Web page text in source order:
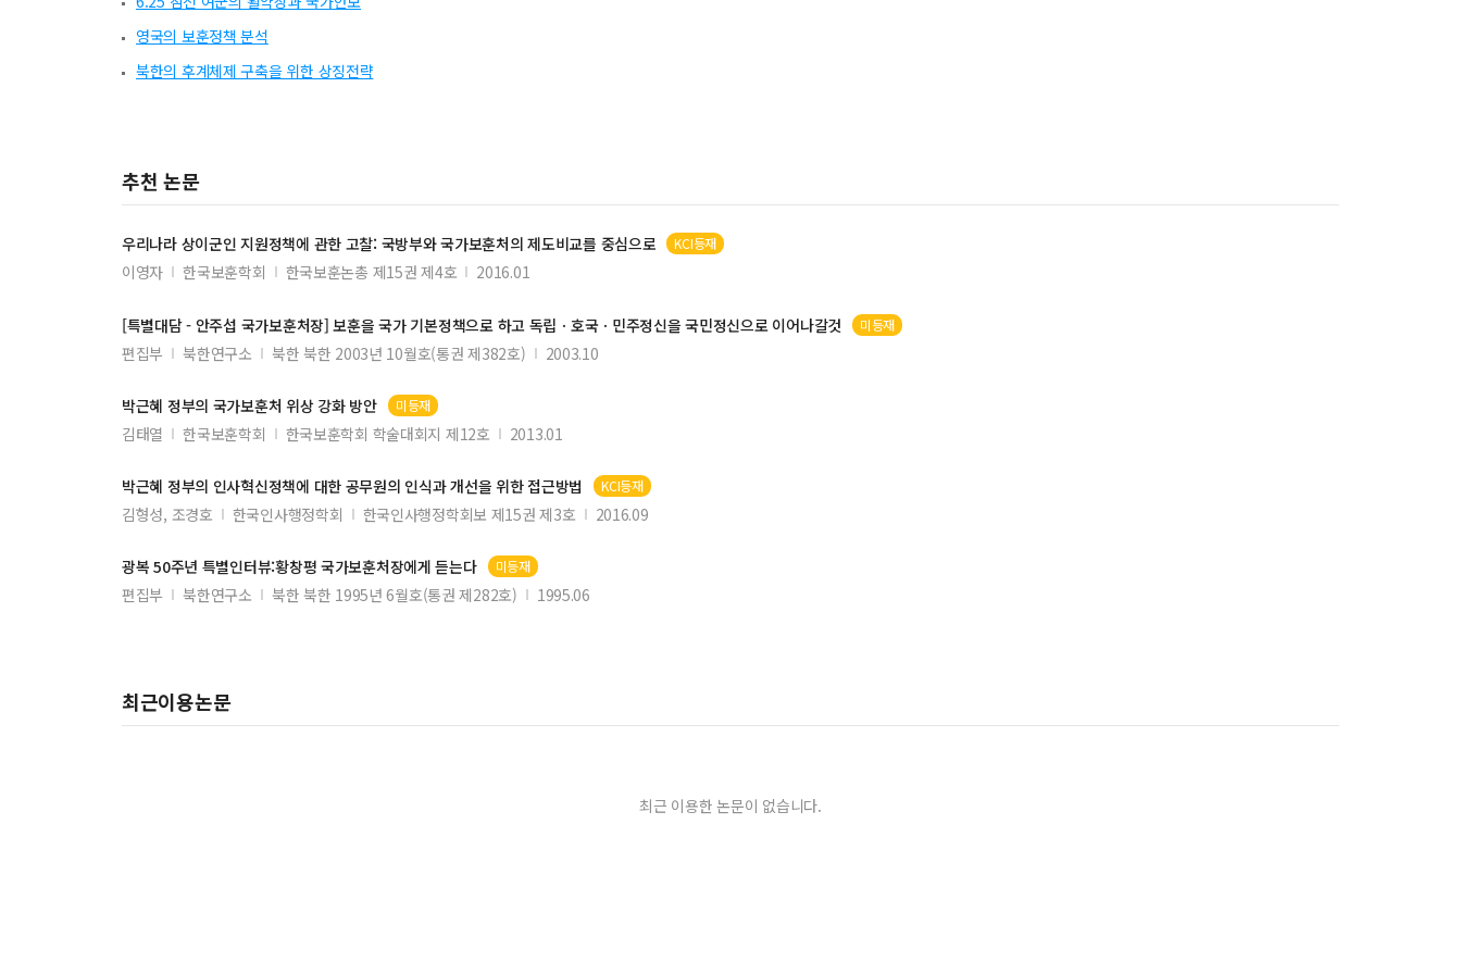
영국의 보훈정책 분석
북한의 후계체제 구축을 위한 상징전략
추천 논문
우리나라 상이군인 지원정책에 관한 고찰: 국방부와 국가보훈처의 제도비교를 중심으로 KCI등재
이영자 한국보훈학회 한국보훈논총 제15권 제4호 2016.01
[특별대담 - 안주섭 국가보훈처장] 보훈을 국가 기본정책으로 하고 독립ㆍ호국ㆍ민주정신을 국민정신으로 이어나갈것 미등재
편집부 북한연구소 북한 북한 2003년 10월호(통권 제382호) 2003.10
박근혜 정부의 국가보훈처 위상 강화 방안 미등재
김태열 한국보훈학회 한국보훈학회 학술대회지 제12호 2013.01
박근혜 정부의 인사혁신정책에 대한 공무원의 인식과 개선을 위한 접근방법 KCI등재
김형성, 조경호 한국인사행정학회 한국인사행정학회보 제15권 제3호 2016.09
광복 50주년 특별인터뷰:황창평 국가보훈처장에게 듣는다 미등재
편집부 북한연구소 북한 북한 1995년 6월호(통권 제282호) 1995.06
최근이용논문
최근 이용한 논문이 없습니다.